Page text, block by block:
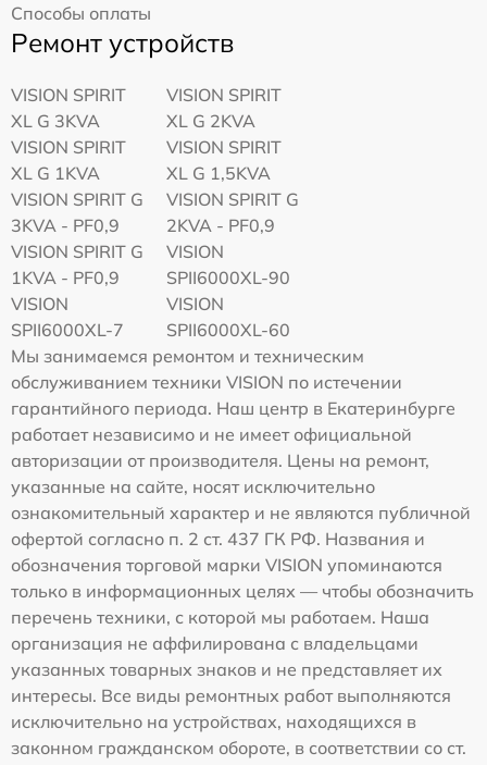
Способы оплаты
Ремонт устройств
VISION SPIRIT
XL G 3KVA
VISION SPIRIT
XL G 2KVA
VISION SPIRIT
XL G 1KVA
VISION SPIRIT
XL G 1,5KVA
VISION SPIRIT G
3KVA - PF0,9
VISION SPIRIT G
2KVA - PF0,9
VISION SPIRIT G
1KVA - PF0,9
VISION
SPII6000XL-90
VISION
SPII6000XL-7
VISION
SPII6000XL-60
Мы занимаемся ремонтом и техническим
обслуживанием техники VISION по истечении
гарантийного периода. Наш центр в Екатеринбурге
работает независимо и не имеет официальной
авторизации от производителя. Цены на ремонт,
указанные на сайте, носят исключительно
ознакомительный характер и не являются публичной
офертой согласно п. 2 ст. 437 ГК РФ. Названия и
обозначения торговой марки VISION упоминаются
только в информационных целях — чтобы обозначить
перечень техники, с которой мы работаем. Наша
организация не аффилирована с владельцами
указанных товарных знаков и не представляет их
интересы. Все виды ремонтных работ выполняются
исключительно на устройствах, находящихся в
законном гражданском обороте, в соответствии со ст.